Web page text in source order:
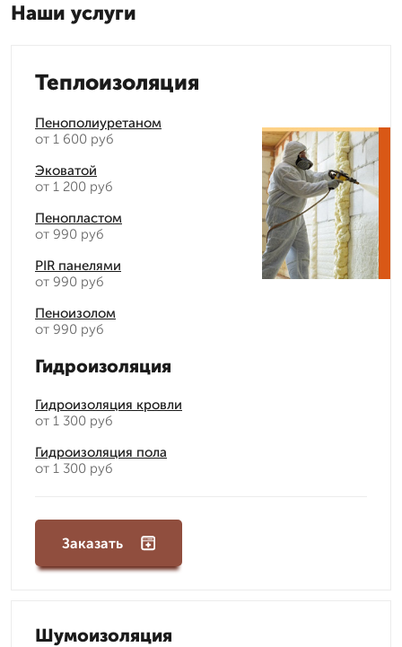
Наши услуги
Теплоизоляция
Пенополиуретаном
от 1 600 руб
Эковатой
от 1 200 руб
Пенопластом
от 990 руб
PIR панелями
от 990 руб
Пеноизолом
от 990 руб
Гидроизоляция
Гидроизоляция кровли
от 1 300 руб
Гидроизоляция пола
от 1 300 руб
Заказать
Шумоизоляция